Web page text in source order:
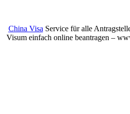
China Visa Service für alle
Visum einfach online beantragen –